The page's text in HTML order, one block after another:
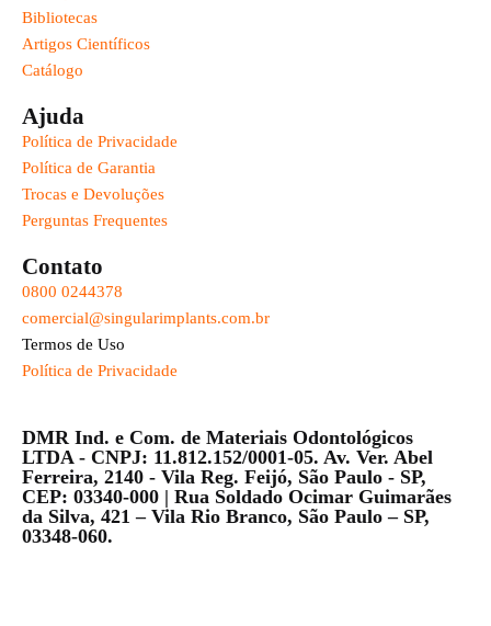
Bibliotecas
Artigos Científicos
Catálogo
Ajuda
Política de Privacidade
Política de Garantia
Trocas e Devoluções
Perguntas Frequentes
Contato
0800 0244378
comercial@singularimplants.com.br
Termos de Uso
Política de Privacidade
DMR Ind. e Com. de Materiais Odontológicos
LTDA - CNPJ: 11.812.152/0001-05. Av. Ver. Abel
Ferreira, 2140 - Vila Reg. Feijó, São Paulo - SP,
CEP: 03340-000 | Rua Soldado Ocimar Guimarães
da Silva, 421 – Vila Rio Branco, São Paulo – SP,
03348-060.